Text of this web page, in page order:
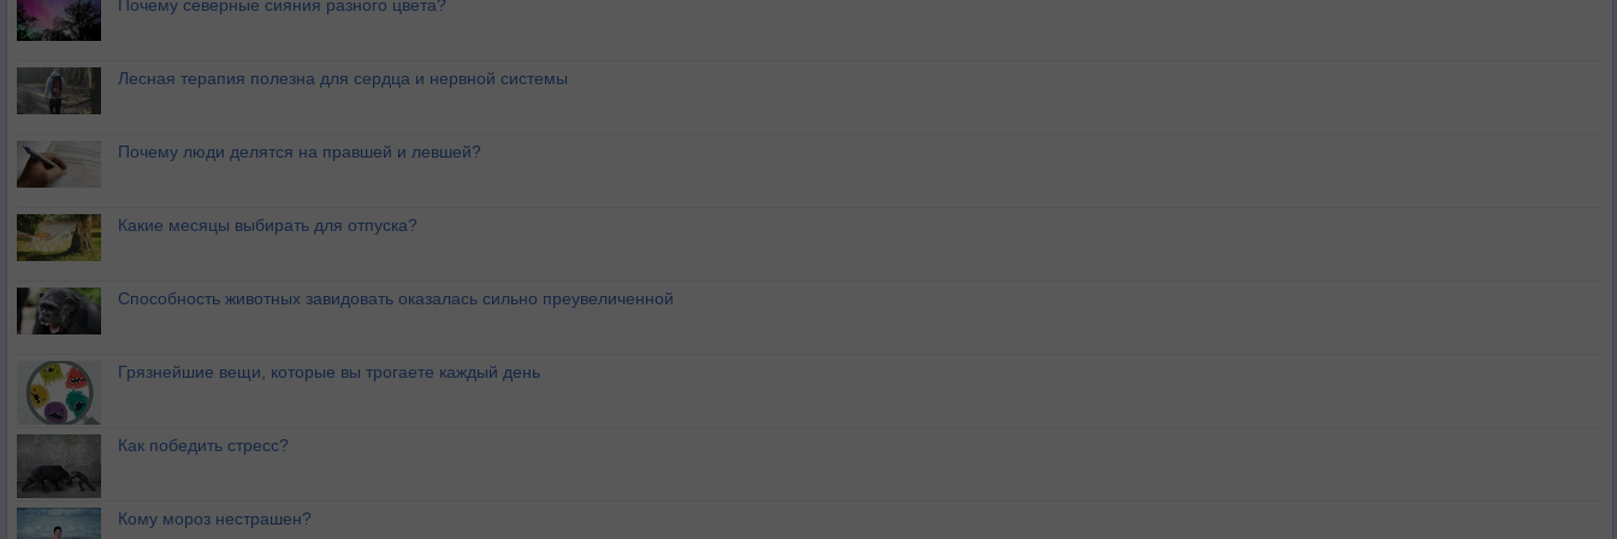
Почему северные сияния разного цвета?
Лесная терапия полезна для сердца и нервной системы
Почему люди делятся на правшей и левшей?
Какие месяцы выбирать для отпуска?
Способность животных завидовать оказалась сильно преувеличенной
Грязнейшие вещи, которые вы трогаете каждый день
Как победить стресс?
Кому мороз нестрашен?